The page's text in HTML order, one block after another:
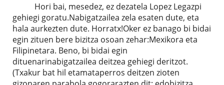
Hori bai, mesedez, ez dezatela Lopez Legazpi
gehiegi goratu.Nabigatzailea zela esaten dute, eta
hala aurkezten dute. Horratx!Oker ez banago bi bidai
egin zituen bere bizitza osoan zehar:Mexikora eta
Filipinetara. Beno, bi bidai egin
dituenarinabigatzailea deitzea gehiegi deritzot.
(Txakur bat hil etamataperros deitzen zioten